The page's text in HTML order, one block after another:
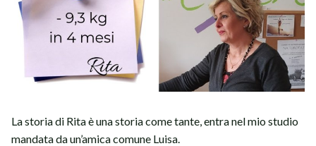
La storia di Rita è una storia come tante, entra nel mio studio
mandata da un’amica comune Luisa.